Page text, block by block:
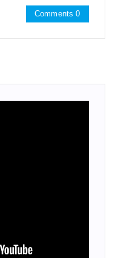
Comments 0